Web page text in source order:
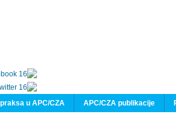
APC/CZA publikacije
u APC/CZA